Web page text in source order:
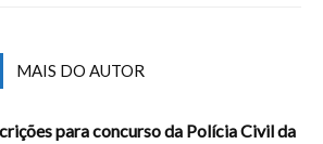
MAIS DO AUTOR
para concurso da Polícia Civil da